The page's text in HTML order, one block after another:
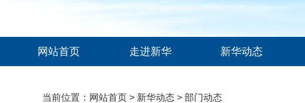
网站首页 走进新华 新华动态
当前位置： 网站首页 > 新华动态 > 部门动态